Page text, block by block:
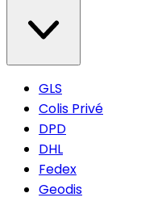
GLS
Colis Privé
DPD
DHL
Fedex
Geodis